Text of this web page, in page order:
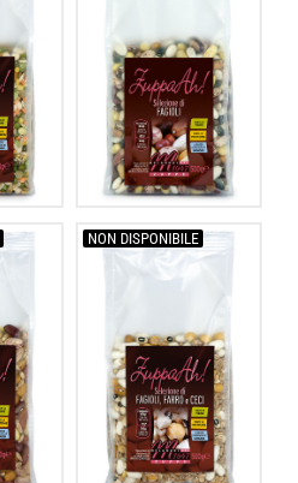
NON DISPONIBILE